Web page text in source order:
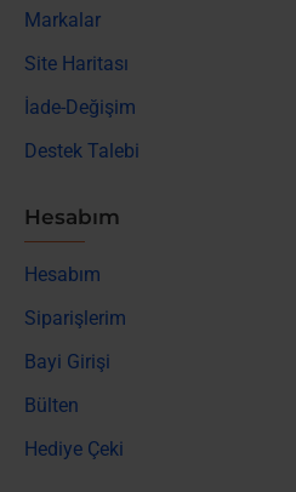
Markalar
Site Haritası
İade-Değişim
Destek Talebi
Hesabım
Hesabım
Siparişlerim
Bayi Girişi
Bülten
Hediye Çeki